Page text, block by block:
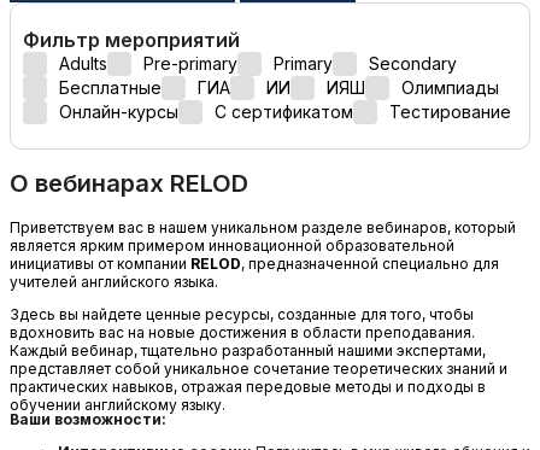
Фильтр мероприятий
Adults Pre-primary Primary
Secondary
Бесплатные
ГИА ИИ ИЯШ
Олимпиады
Онлайн-курсы
С сертификатом Тестирование
О вебинарах RELOD
Приветствуем вас в нашем уникальном разделе вебинаров, который
является ярким примером инновационной образовательной
инициативы от компании RELOD, предназначенной специально для
учителей английского языка.
Здесь вы найдете ценные ресурсы, созданные для того, чтобы
вдохновить вас на новые достижения в области преподавания.
Каждый вебинар, тщательно разработанный нашими экспертами,
представляет собой уникальное сочетание теоретических знаний и
практических навыков, отражая передовые методы и подходы в
обучении английскому языку.
Ваши возможности: